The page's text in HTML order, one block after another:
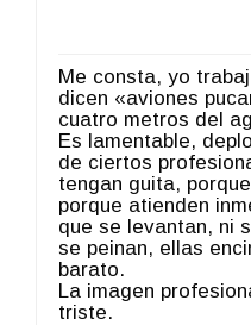
Me consta, yo
dicen «aviones
cuatro metros del
Es lamentable,
de ciertos
tengan guita,
porque atienden
que se levantan, ni
se peinan, ellas
barato.
La imagen
triste.